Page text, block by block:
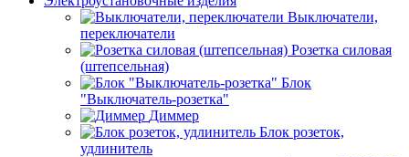
Выключатели,
переключатели
Розетка силовая
(штепсельная)
Блок
"Выключатель-розетка"
Диммер
Блок розеток,
удлинитель